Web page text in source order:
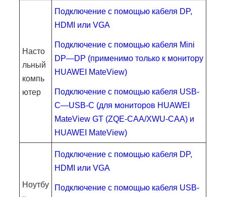
Насто
льный
компь
ютер
Подключение с помощью кабеля DP,
HDMI или VGA
Подключение с помощью кабеля Mini
DP—DP (применимо только к монитору
HUAWEI MateView)
Подключение с помощью кабеля USB-
C—USB-C (для мониторов HUAWEI
MateView GT (ZQE-CAA/XWU-CAA) и
HUAWEI MateView)
Ноутбу
Подключение с помощью кабеля DP,
HDMI или VGA
Подключение с помощью кабеля USB-